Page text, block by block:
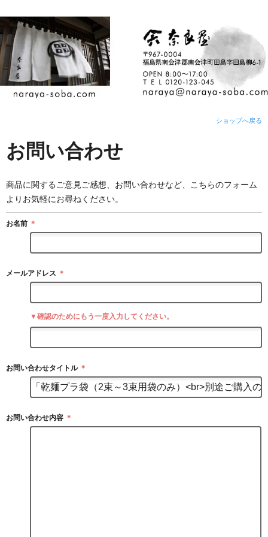
ショップへ戻る
お問い合わせ
商品に関するご意見ご感想、お問い合わせなど、こちらのフォーム
よりお気軽にお尋ねください。
お名前 ＊
メールアドレス ＊
▼確認のためにもう一度入力してください。
お問い合わせタイトル ＊
お問い合わせ内容 ＊